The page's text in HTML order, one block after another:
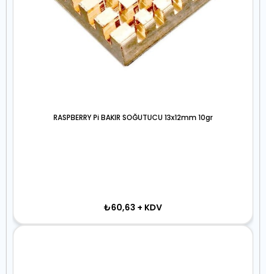
RASPBERRY Pi BAKIR SOĞUTUCU 13x12mm 10gr
₺60,63 + KDV